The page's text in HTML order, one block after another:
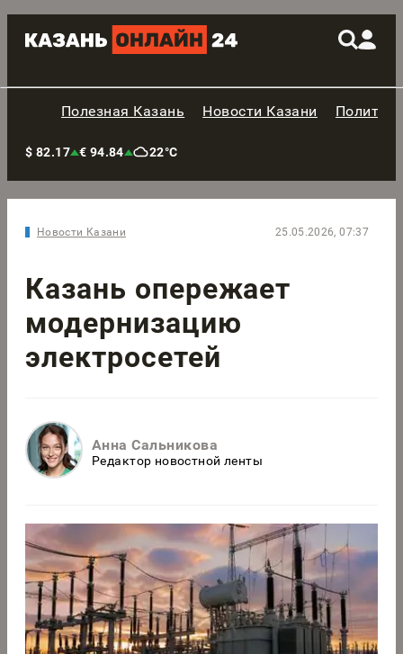
Полезная Казань Новости Казани
$ 82.17 € 94.84 22°C
Новости Казани 25.05.2026, 07:37
Казань опережает
модернизацию
электросетей
Анна Сальникова
Редактор новостной ленты